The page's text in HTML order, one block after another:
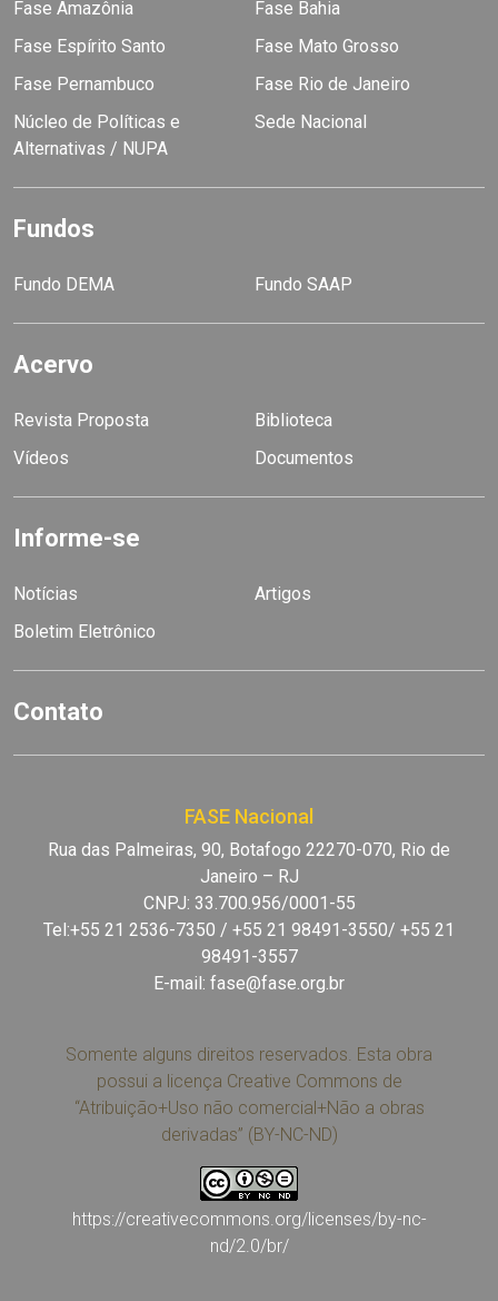
Fase Amazônia
Fase Bahia
Fase Espírito Santo
Fase Mato Grosso
Fase Pernambuco
Fase Rio de Janeiro
Núcleo de Políticas e
Alternativas / NUPA
Sede Nacional
Fundos
Fundo DEMA Fundo SAAP
Acervo
Revista Proposta
Biblioteca
Vídeos
Documentos
Informe-se
Notícias
Artigos
Boletim Eletrônico
Contato
FASE Nacional
Rua das Palmeiras, 90, Botafogo 22270-070, Rio de
Janeiro – RJ
CNPJ: 33.700.956/0001-55
Tel:+55 21 2536-7350 / +55 21 98491-3550/ +55 21
98491-3557
E-mail: fase@fase.org.br
Somente alguns direitos reservados. Esta obra
possui a licença Creative Commons de
“Atribuição+Uso não comercial+Não a obras
derivadas” (BY-NC-ND)
https://creativecommons.org/licenses/by-nc-
nd/2.0/br/